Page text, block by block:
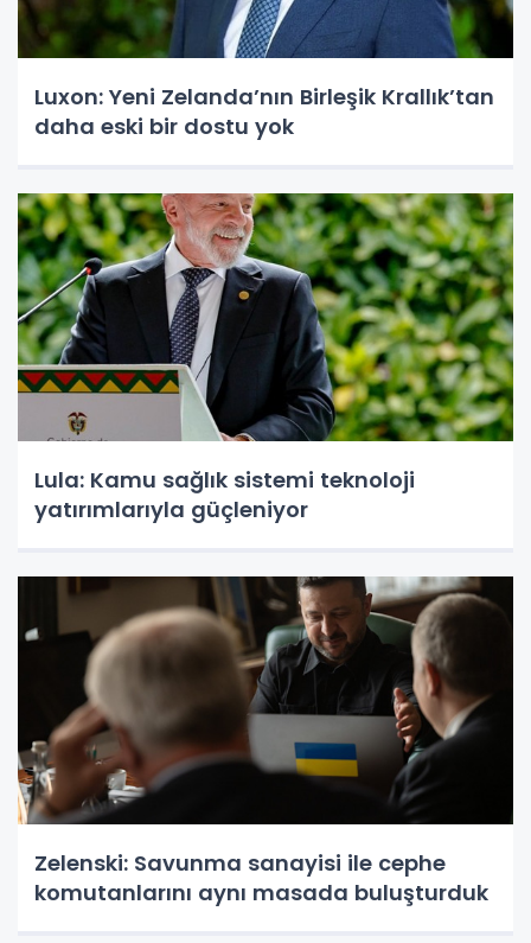
Luxon: Yeni Zelanda’nın Birleşik Krallık’tan
daha eski bir dostu yok
Lula: Kamu sağlık sistemi teknoloji
yatırımlarıyla güçleniyor
Zelenski: Savunma sanayisi ile cephe
komutanlarını aynı masada buluşturduk